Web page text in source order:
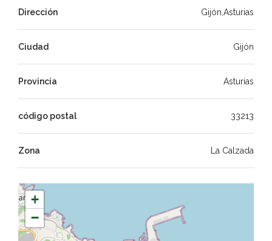
Dirección Gijón,Asturias
Ciudad Gijón
Provincia Asturias
código postal 33213
Zona La Calzada
+
−